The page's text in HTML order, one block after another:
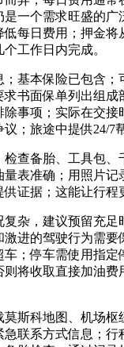
是一个需求旺盛的广
每日费用；押金将
工作日内完成。
；基本保险已包含；
求书面保单列出组成
除事项；实际在交接
；旅途中提供24/7
检查备胎、工具包、
表准确；用照片记
证据；这能让行程
复杂，建议预留充足
进的驾驶行为需要
车；停车需使用指定
则将收取直接加油费
斯科地图、机场枢
急联系方式信息；行